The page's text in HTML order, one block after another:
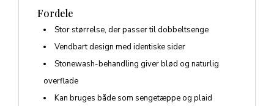
Fordele
Stor størrelse, der passer til dobbeltsenge
Vendbart design med identiske sider
Stonewash-behandling giver blød og naturlig
overflade
Kan bruges både som sengetæppe og plaid